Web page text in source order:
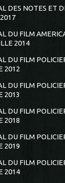
DES NOTES ET
DU FILM
2014
DU FILM
2012
DU FILM
2013
DU FILM
2018
DU FILM
2019
DU FILM
2014